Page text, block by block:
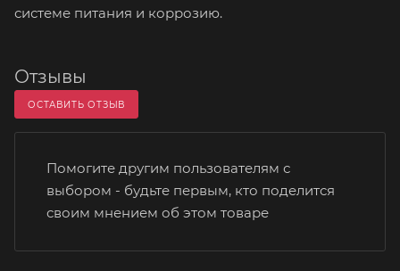
системе питания и коррозию.
Отзывы
ОСТАВИТЬ ОТЗЫВ
Помогите другим пользователям с
выбором - будьте первым, кто поделится
своим мнением об этом товаре